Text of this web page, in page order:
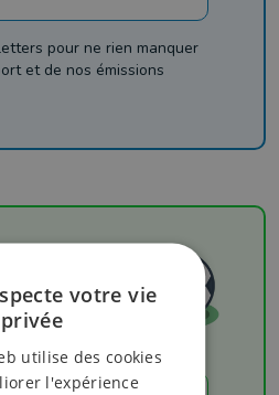
pour ne rien manquer
et de nos émissions
votre vie
privée
utilise des cookies
l'expérience